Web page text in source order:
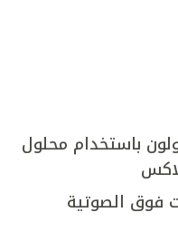
باستخدام محلول
فوق الصوتية